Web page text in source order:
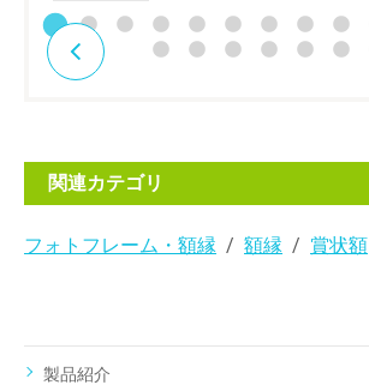
関連カテゴリ
フォトフレーム・額縁 額縁 賞状額
製品紹介